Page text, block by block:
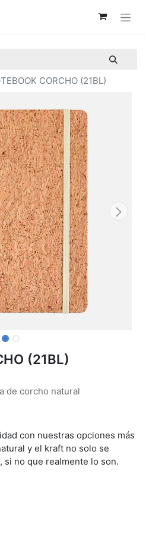
CORCHO (21BL)
(21BL)
de corcho natural
con nuestras opciones más
y el kraft no solo se
no que realmente lo son.